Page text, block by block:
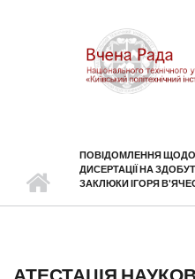
ПОВІДОМЛЕННЯ ЩОДО
ДИСЕРТАЦІЇ НА
ЗАКЛЮКИ ІГОРЯ
АТЕСТАЦІЯ